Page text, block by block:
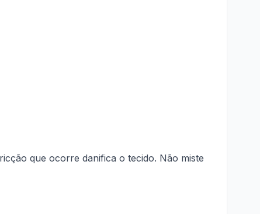
que ocorre danifica o tecido. Não miste